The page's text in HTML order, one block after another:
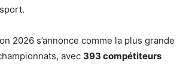
2026 s’annonce comme la plus grande
avec 393 compétiteurs